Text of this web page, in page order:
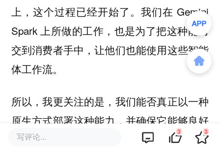
上，这个过程已经开始了。我们在 Gemini
Spark 上所做的工作，也是为了把这种能力
交到消费者手中，让他们也能使用这些智能
体工作流。
所以，我更关注的是，我们能否真正以一种
原生方式部署这种能力，并确保它能够良好
运转。因为对谷歌来说，这件事不只是为了
写评论... 3 3